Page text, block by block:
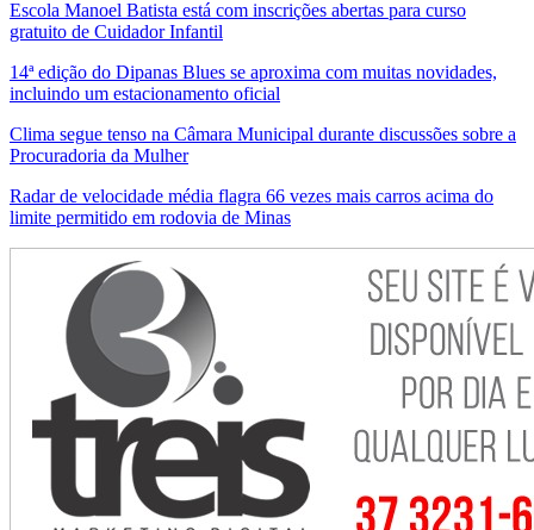
Escola Manoel Batista está com inscrições abertas para curso
gratuito de Cuidador Infantil
14ª edição do Dipanas Blues se aproxima com muitas novidades,
incluindo um estacionamento oficial
Clima segue tenso na Câmara Municipal durante discussões sobre a
Procuradoria da Mulher
Radar de velocidade média flagra 66 vezes mais carros acima do
limite permitido em rodovia de Minas